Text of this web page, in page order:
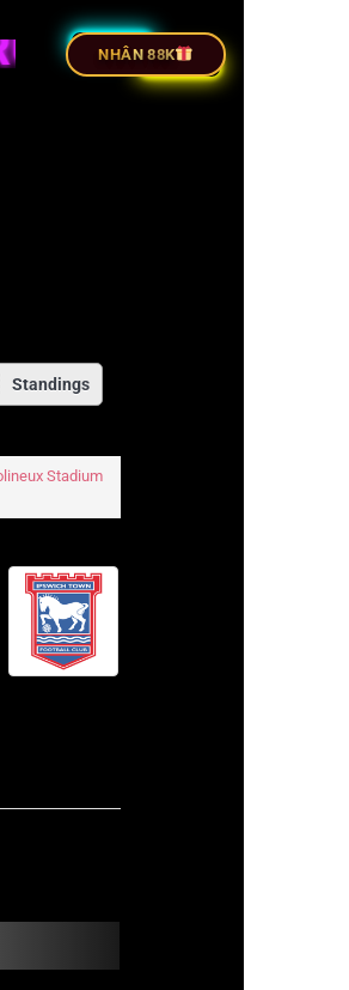
TIẾP BÓNG ĐÁ
NHÂN 88K
Standings
Stadium